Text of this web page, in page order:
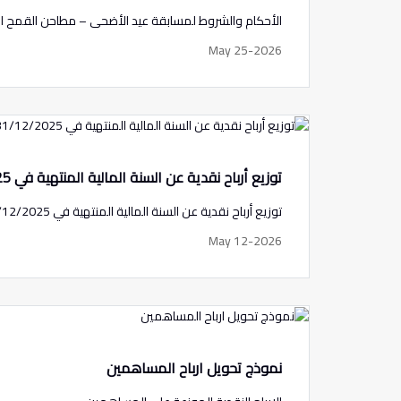
الأحكام والشروط لمسابقة عيد الأضحى – مطاحن القمح
May 25-2026
توزيع أرباح نقدية عن السنة المالية المنتهية في 31/12/2025
توزيع أرباح نقدية عن السنة المالية المنتهية في 31/12/2025
May 12-2026
نموذج تحويل ارباح المساهمين